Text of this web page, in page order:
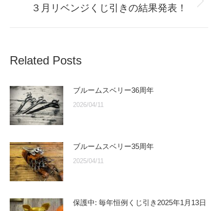
Next
３月リベンジくじ引きの結果発表！
Related Posts
ブルームスベリー36周年
2026/04/11
ブルームスベリー35周年
2025/04/11
保護中: 毎年恒例くじ引き2025年1月13日